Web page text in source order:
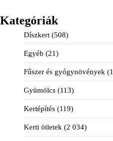
Kategóriák
Díszkert (508)
Egyéb (21)
Fűszer és gyógynövények
Gyümölcs (113)
Kertépítés (119)
Kerti ötletek (2 034)